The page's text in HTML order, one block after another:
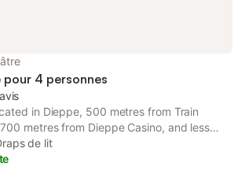
pour 4 personnes
in Dieppe, 500 metres from Train
metres from Dieppe Casino, and less
Musee de Dieppe. It is situated 600
Beach and features private check-in and
de lit